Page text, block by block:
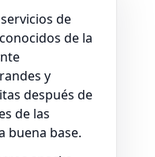
de
de la
y
después de
de las
buena base.